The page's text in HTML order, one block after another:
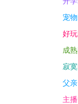
宠
好
成
寂
父
主